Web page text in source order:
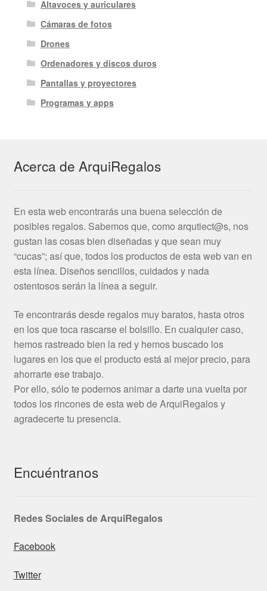
Altavoces y auriculares
Cámaras de fotos
Drones
Ordenadores y discos duros
Pantallas y proyectores
Programas y apps
Acerca de ArquiRegalos
En esta web encontrarás una buena selección de
posibles regalos. Sabemos que, como arqutiect@s, nos
gustan las cosas bien diseñadas y que sean muy
“cucas”; así que, todos los productos de esta web van en
esta línea. Diseños sencillos, cuidados y nada
ostentosos serán la línea a seguir.
Te encontrarás desde regalos muy baratos, hasta otros
en los que toca rascarse el bolsillo. En cualquier caso,
hemos rastreado bien la red y hemos buscado los
lugares en los que el producto está al mejor precio, para
ahorrarte ese trabajo.
Por ello, sólo te podemos animar a darte una vuelta por
todos los rincones de esta web de ArquiRegalos y
agradecerte tu presencia.
Encuéntranos
Redes Sociales de ArquiRegalos
Facebook
Twitter